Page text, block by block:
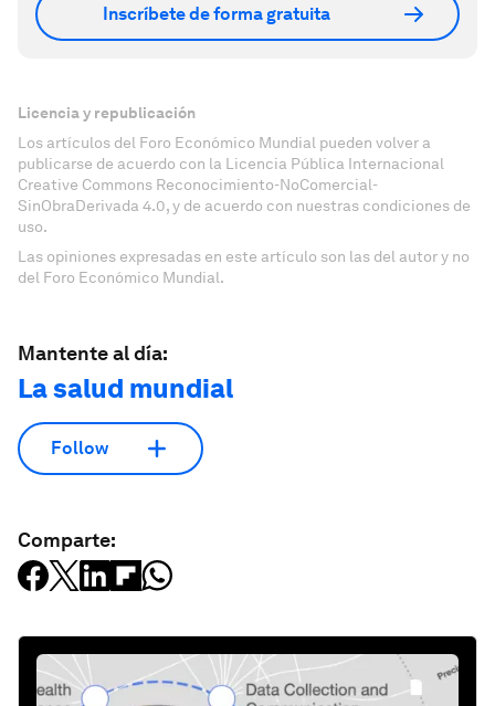
Inscríbete de forma gratuita
Licencia y republicación
Los artículos del Foro Económico Mundial pueden volver a
publicarse de acuerdo con la Licencia Pública Internacional
Creative Commons Reconocimiento-NoComercial-
SinObraDerivada 4.0, y de acuerdo con nuestras condiciones de
uso.
Las opiniones expresadas en este artículo son las del autor y no
del Foro Económico Mundial.
Mantente al día:
La salud mundial
Follow
Comparte: